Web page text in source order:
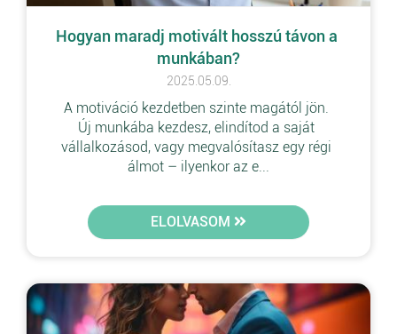
Hogyan maradj motivált hosszú távon a
munkában?
2025.05.09.
A motiváció kezdetben szinte magától jön.
Új munkába kezdesz, elindítod a saját
vállalkozásod, vagy megvalósítasz egy régi
álmot – ilyenkor az e...
ELOLVASOM